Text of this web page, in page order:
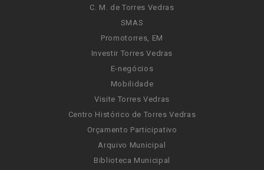
C. M. de Torres Vedras
SMAS
Promotorres, EM
Investir Torres Vedras
E-negócios
Mobilidade
Visite Torres Vedras
Centro Histórico de Torres Vedras
Orçamento Participativo
Arquivo Municipal
Biblioteca Municipal